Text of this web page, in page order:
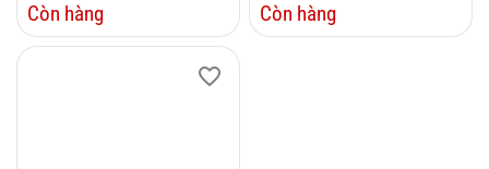
Còn hàng
Còn hàng